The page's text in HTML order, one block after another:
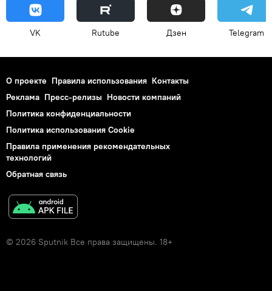
VK Rutube Дзен Telegram
О проекте Правила использования Контакты
Реклама Пресс-релизы Новости компаний
Политика конфиденциальности
Политика использования Cookie
Правила применения рекомендательных
технологий
Обратная связь
© 2026 Sputnik Все права защищены. 18+